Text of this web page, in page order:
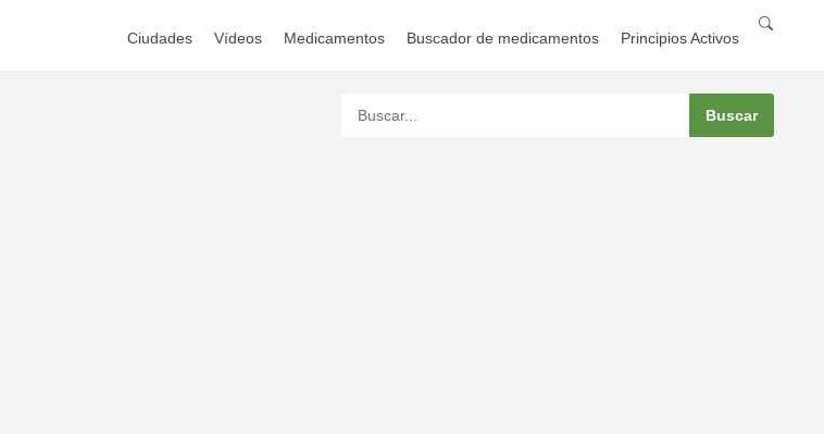
Ciudades Vídeos Medicamentos Buscador de medicamentos Principios Activos